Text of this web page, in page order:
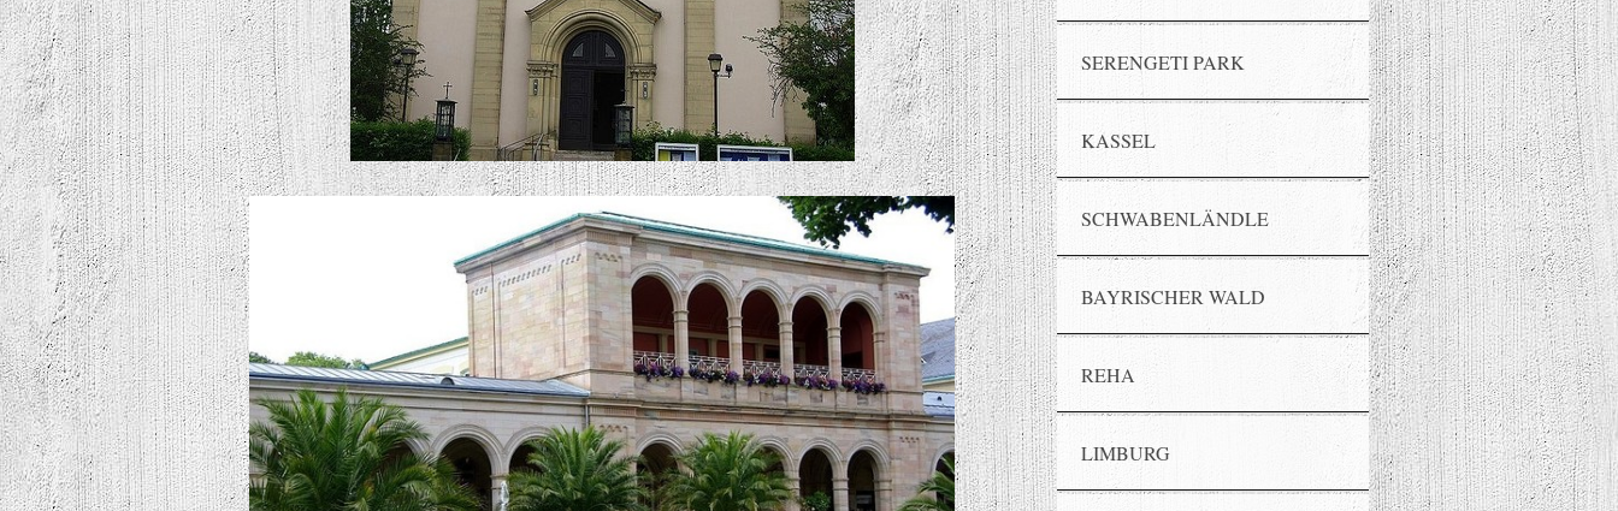
SERENGETI PARK
KASSEL
SCHWABENLÄNDLE
BAYRISCHER WALD
REHA
LIMBURG